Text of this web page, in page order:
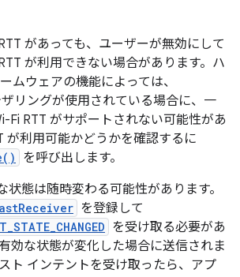
があっても、ユーザーが無効にして
が利用できない場合があります。ハ
ムウェアの機能によっては、
リングが使用されている場合に、一
Fi RTT がサポートされない可能性があ
が利用可能かどうかを確認するに
を呼び出します。
状態は随時変わる可能性があります。
を登録して
を受け取る必要があ
効な状態が変化した場合に送信されま
ト インテントを受け取ったら、アプ